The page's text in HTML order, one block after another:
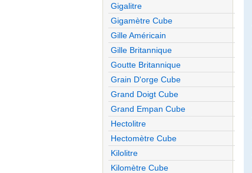
Gigalitre
Gigamètre Cube
Gille Américain
Gille Britannique
Goutte Britannique
Grain D'orge Cube
Grand Doigt Cube
Grand Empan Cube
Hectolitre
Hectomètre Cube
Kilolitre
Kilomètre Cube